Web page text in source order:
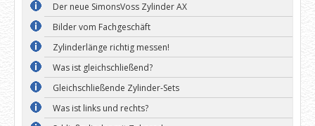
Der neue SimonsVoss Zylinder AX
Bilder vom Fachgeschäft
Zylinderlänge richtig messen!
Was ist gleichschließend?
Gleichschließende Zylinder-Sets
Was ist links und rechts?